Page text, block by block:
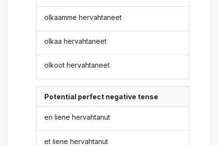
olkaamme hervahtaneet
olkaa hervahtaneet
olkoot hervahtaneet
Potential perfect negative tense
en liene hervahtanut
et liene hervahtanut